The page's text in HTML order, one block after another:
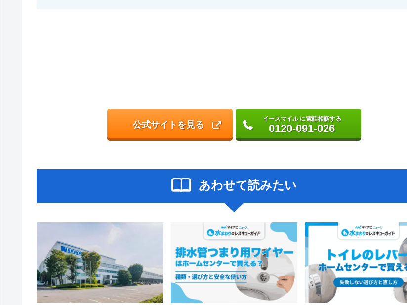
公式サイトを見る
イースマイル に電話相談する
0120-091-026
あわせて読みたい